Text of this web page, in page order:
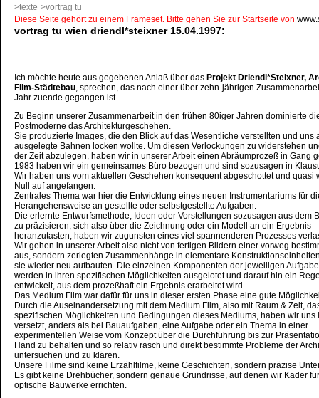
>texte >vortrag tu
vortrag tu wien driendl*steixner 15.04.1997:
Ich möchte heute aus gegebenen Anlaß über das Projekt Driendl*Steixner,
Film-Städtebau, sprechen, das nach einer über zehn-jährigen
Jahr zuende gegangen ist.
Zu Beginn unserer Zusammenarbeit in den frühen 80iger Jahren dominierte
Postmoderne das Architekturgeschehen.
Sie produzierte Images, die den Blick auf das Wesentliche verstellten und uns
ausgelegte Bahnen locken wollte. Um diesen Verlockungen zu widerstehen
der Zeit abzulegen, haben wir in unserer Arbeit einen Abräumprozeß in Gang
1983 haben wir ein gemeinsames Büro bezogen und sind sozusagen in
Wir haben uns vom aktuellen Geschehen konsequent abgeschottet und quasi
Null auf angefangen.
Zentrales Thema war hier die Entwicklung eines neuen Instrumentariums für
Herangehensweise an gestellte oder selbstgestellte Aufgaben.
Die erlernte Entwurfsmethode, Ideen oder Vorstellungen sozusagen aus dem
zu präzisieren, sich also über die Zeichnung oder ein Modell an ein Ergebnis
heranzutasten, haben wir zugunsten eines viel spannenderen Prozesses
Wir gehen in unserer Arbeit also nicht von fertigen Bildern einer vorweg
aus, sondern zerlegten Zusammenhänge in elementare
sie wieder neu aufbauten. Die einzelnen Komponenten der jeweiligen
werden in ihren spezifischen Möglichkeiten ausgelotet und darauf hin ein
entwickelt, aus dem prozeßhaft ein Ergebnis erarbeitet wird.
Das Medium Film war dafür für uns in dieser ersten Phase eine gute
Durch die Auseinandersetzung mit dem Medium Film, also mit Raum & Zeit,
spezifischen Möglichkeiten und Bedingungen dieses Mediums, haben wir uns
versetzt, anders als bei Bauaufgaben, eine Aufgabe oder ein Thema in einer
experimentellen Weise vom Konzept über die Durchführung bis zur
Hand zu behalten und so relativ rasch und direkt bestimmte Probleme der
untersuchen und zu klären.
Unsere Filme sind keine Erzählfilme, keine Geschichten, sondern präzise
Es gibt keine Drehbücher, sondern genaue Grundrisse, auf denen wir Kader
optische Bauwerke errichten.
Diese Seite gehört zu einem Frameset. Bitte gehen Sie zur Startseite von